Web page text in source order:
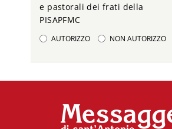
e pastorali dei frati della
PISAPFMC
AUTORIZZO NON AUTORIZZO